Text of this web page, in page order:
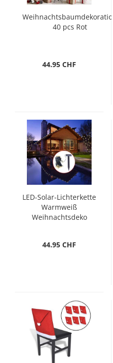
Weihnachtsbaumdekoration
40 pcs Rot
44.95 CHF
LED-Solar-Lichterkette
Warmweiß
Weihnachtsdeko
44.95 CHF